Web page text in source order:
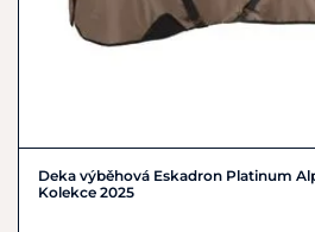
Deka výběhová Eskadron Platinum
Kolekce 2025